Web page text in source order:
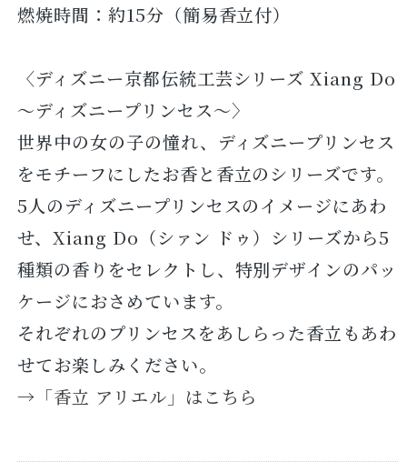
燃焼時間：約15分（簡易香立付）
〈ディズニー京都伝統工芸シリーズ Xiang Do
～ディズニープリンセス～〉
世界中の女の子の憧れ、ディズニープリンセス
をモチーフにしたお香と香立のシリーズです。
5人のディズニープリンセスのイメージにあわ
せ、Xiang Do（シァン ドゥ）シリーズから5
種類の香りをセレクトし、特別デザインのパッ
ケージにおさめています。
それぞれのプリンセスをあしらった香立もあわ
せてお楽しみください。
→ 「香立 アリエル」はこちら